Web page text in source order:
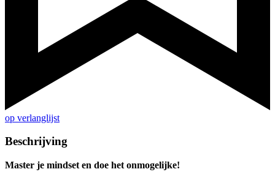
op verlanglijst
Beschrijving
Master je mindset en doe het onmogelijke!